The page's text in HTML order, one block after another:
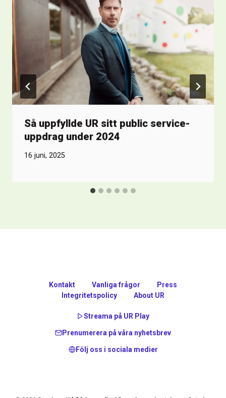
Så uppfyllde UR sitt public service-
uppdrag under 2024
16 juni, 2025
Kontakt Vanliga frågor
Press
Integritetspolicy
About UR
Streama på UR Play
Prenumerera på våra nyhetsbrev
Följ oss i sociala medier